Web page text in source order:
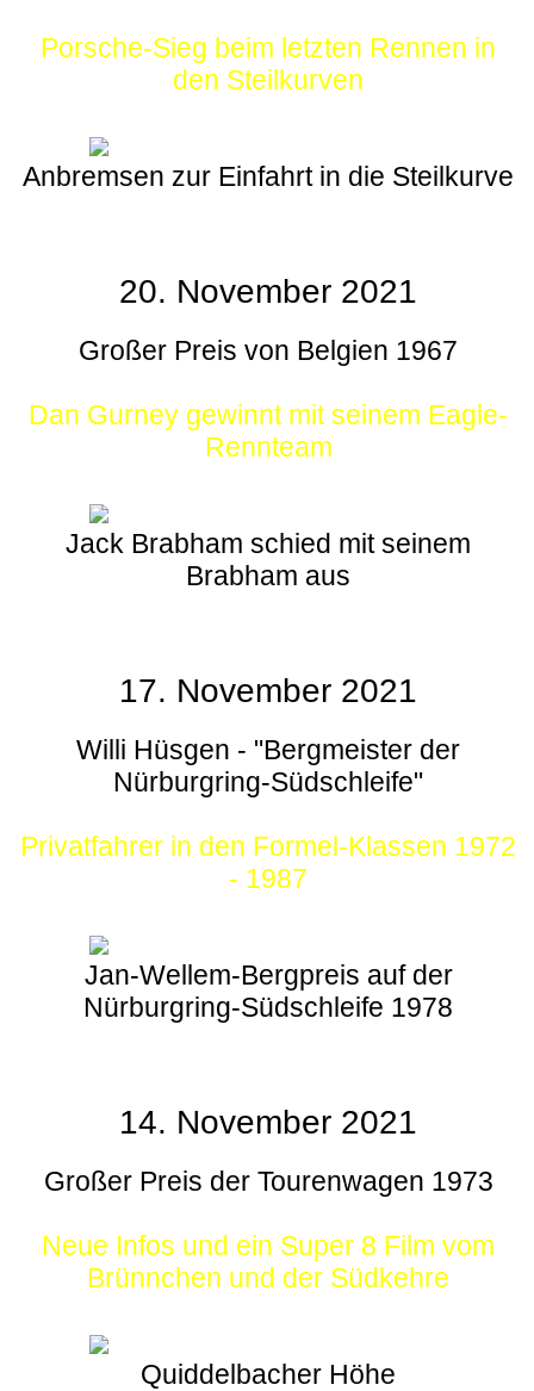
Porsche-Sieg beim letzten Rennen in
den Steilkurven
Anbremsen zur Einfahrt in die Steilkurve
20. November 2021
Großer Preis von Belgien 1967
Dan Gurney gewinnt mit seinem Eagle-
Rennteam
Jack Brabham schied mit seinem
Brabham aus
17. November 2021
Willi Hüsgen - "Bergmeister der
Nürburgring-Südschleife"
Privatfahrer in den Formel-Klassen 1972
- 1987
Jan-Wellem-Bergpreis auf der
Nürburgring-Südschleife 1978
14. November 2021
Großer Preis der Tourenwagen 1973
Neue Infos und ein Super 8 Film vom
Brünnchen und der Südkehre
Quiddelbacher Höhe